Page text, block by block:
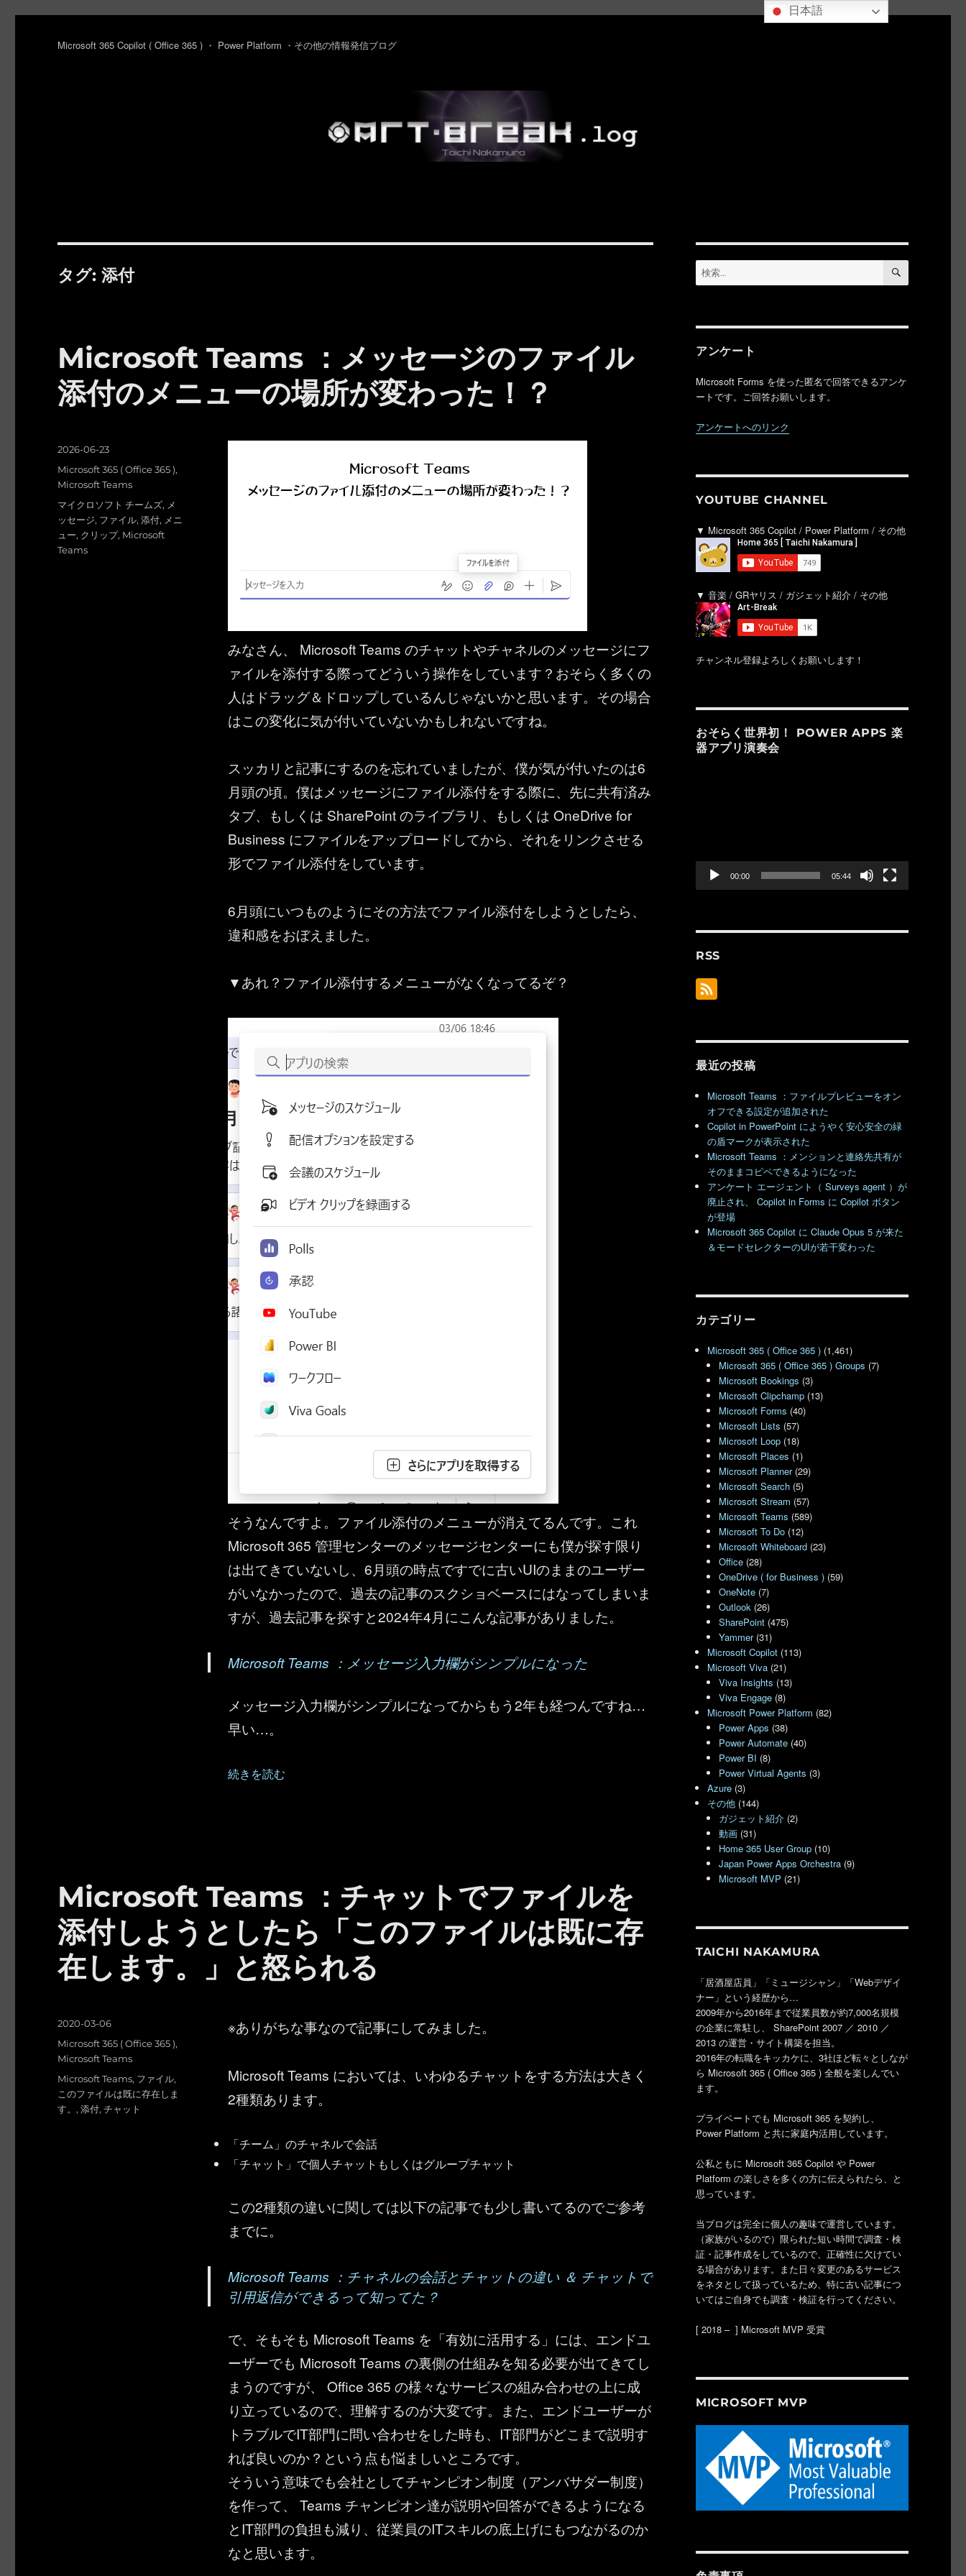
Microsoft 365 Copilot ( Office 365 ) ・ Power Platform ・その他の情報発信ブログ
タグ:添付
Microsoft Teams ：メッセージのファイル
添付のメニューの場所が変わった！？
みなさん、 Microsoft Teams のチャットやチャネルのメッセージにフ
ァイルを添付する際ってどういう操作をしています？おそらく多くの
人はドラッグ＆ドロップしているんじゃないかと思います。その場合
はこの変化に気が付いていないかもしれないですね。
スッカリと記事にするのを忘れていましたが、僕が気が付いたのは6
月頭の頃。僕はメッセージにファイル添付をする際に、先に共有済み
タブ、もしくは SharePoint のライブラリ、もしくは OneDrive for
Business にファイルをアップロードしてから、それをリンクさせる
形でファイル添付をしています。
6月頭にいつものようにその方法でファイル添付をしようとしたら、
違和感をおぼえました。
▼あれ？ファイル添付するメニューがなくなってるぞ？
そうなんですよ。ファイル添付のメニューが消えてるんです。これ
Microsoft 365 管理センターのメッセージセンターにも僕が探す限り
は出てきていないし、6月頭の時点ですでに古いUIのままのユーザー
がいなかったので、過去の記事のスクショベースにはなってしまいま
すが、過去記事を探すと2024年4月にこんな記事がありました。
Microsoft Teams ：メッセージ入力欄がシンプルになった
メッセージ入力欄がシンプルになってからもう2年も経つんですね…
早い…。
“Microsoft Teams ：メッセージのファイル添付のメニューの場所が変わった！？” の
続きを読む
投
日:
2026-06-23
カ
テ
Microsoft 365 ( Office 365 ),
Microsoft Teams
タ
グ
マイクロソフト チームズ, メ
ッセージ, ファイル,添付, メニ
ュー, クリップ, Microsoft
Teams
Microsoft Teams ：チャットでファイルを
添付しようとしたら「このファイルは既に存
在します。」と怒られる
※ありがちな事なので記事にしてみました。
Microsoft Teams においては、いわゆるチャットをする方法は大きく
2種類あります。
「チーム」のチャネルで会話
「チャット」で個人チャットもしくはグループチャット
この2種類の違いに関しては以下の記事でも少し書いてるのでご参考
までに。
Microsoft Teams ：チャネルの会話とチャットの違い ＆ チャットで
引用返信ができるって知ってた？
で、そもそも Microsoft Teams を「有効に活用する」には、エンドユ
ーザーでも Microsoft Teams の裏側の仕組みを知る必要が出てきてし
まうのですが、 Office 365 の様々なサービスの組み合わせの上に成
り立っているので、理解するのが大変です。また、エンドユーザーが
トラブルでIT部門に問い合わせをした時も、IT部門がどこまで説明す
れば良いのか？という点も悩ましいところです。
そういう意味でも会社としてチャンピオン制度（アンバサダー制度）
を作って、 Teams チャンピオン達が説明や回答ができるようになる
とIT部門の負担も減り、従業員のITスキルの底上げにもつながるのか
なと思います。
投
日:
2020-03-06
カ
テ
ー
Microsoft 365 ( Office 365 ),
Microsoft Teams
タ
グ
Microsoft Teams, ファイル,
このファイルは既に存在しま
す。 ,添付,チャット
検
索:
検
アンケート
Microsoft Forms を使った匿名で回答できるアンケ
ートです。ご回答お願いします。
アンケートへのリンク
YOUTUBE CHANNEL
▼ Microsoft 365 Copilot / Power Platform / その他
▼ 音楽 / GRヤリス / ガジェット紹介 / その他
チャンネル登録よろしくお願いします！
おそらく世界初！ POWER APPS 楽
器アプリ演奏会
00:00 05:44
RSS
最近の投稿
Microsoft Teams ：ファイルプレビューをオン
オフできる設定が追加された
Copilot in PowerPoint にようやく安心安全の緑
の盾マークが表示された
Microsoft Teams ：メンションと連絡先共有が
そのままコピペできるようになった
アンケート エージェント（ Surveys agent ）が
廃止され、 Copilot in Forms に Copilot ボタン
が登場
Microsoft 365 Copilot に Claude Opus 5 が来た
＆モードセレクターのUIが若干変わった
カテゴリー
Microsoft 365 ( Office 365 ) (1,461)
Microsoft 365 ( Office 365 ) Groups (7)
Microsoft Bookings (3)
Microsoft Clipchamp (13)
Microsoft Forms (40)
Microsoft Lists (57)
Microsoft Loop (18)
Microsoft Places (1)
Microsoft Planner(29)
Microsoft Search (5)
Microsoft Stream (57)
Microsoft Teams (589)
Microsoft To Do (12)
Microsoft Whiteboard (23)
Office (28)
OneDrive ( for Business ) (59)
OneNote (7)
Outlook (26)
SharePoint (475)
Yammer(31)
Microsoft Copilot (113)
Microsoft Viva (21)
Viva Insights (13)
Viva Engage (8)
Microsoft Power Platform (82)
Power Apps (38)
Power Automate (40)
Power BI (8)
Power Virtual Agents (3)
Azure (3)
その他 (144)
ガジェット紹介 (2)
動画 (31)
Home 365 User Group (10)
Japan Power Apps Orchestra (9)
Microsoft MVP (21)
TAICHI NAKAMURA
「居酒屋店員」「ミュージシャン」「Webデザイ
ナー」という経歴から…
2009年から2016年まで従業員数が約7,000名規模
の企業に常駐し、 SharePoint 2007 ／ 2010 ／
2013 の運営・サイト構築を担当。
2016年の転職をキッカケに、3社ほど転々としなが
ら Microsoft 365 ( Office 365 ) 全般を楽しんでい
ます。
プライベートでも Microsoft 365 を契約し、
Power Platform と共に家庭内活用しています。
公私ともに Microsoft 365 Copilot や Power
Platform の楽しさを多くの方に伝えられたら、と
思っています。
当ブログは完全に個人の趣味で運営しています。
（家族がいるので）限られた短い時間で調査・検
証・記事作成をしているので、正確性に欠けてい
る場合があります。また日々変更のあるサービス
をネタとして扱っているため、特に古い記事につ
いてはご自身でも調査・検証を行ってください。
[ 2018 – ] Microsoft MVP 受賞
MICROSOFT MVP
日本語